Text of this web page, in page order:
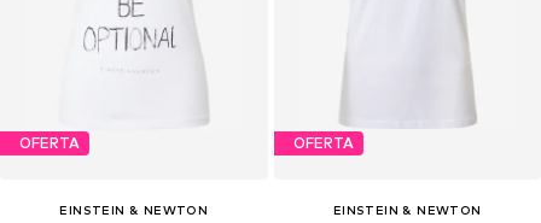
OFERTA
EINSTEIN & NEWTON
OFERTA
EINSTEIN & NEWTON